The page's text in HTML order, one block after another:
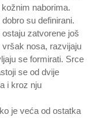
naborima.
su definirani.
zatvorene još
nosa, razvijaju
se formirati. Srce
se od dvije
i kroz nju
je veća od ostatka